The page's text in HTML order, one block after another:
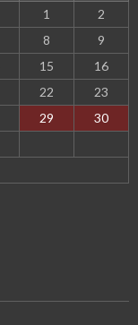
1
2
8
9
15
16
22
23
29
30